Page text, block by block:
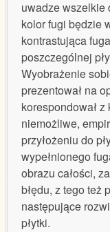
uwadze wszelkie
kolor fugi będzie
kontrastująca
poszczególnej
Wyobrażenie
prezentował na
korespondował
niemożliwe,
przyłożeniu do
wypełnionego
obrazu całości,
błędu, z tego też
następujące
płytki.